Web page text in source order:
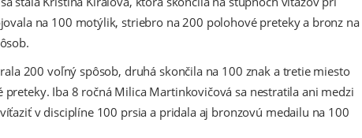
na 100 motýlik, striebro na 200 polohové preteky a bronz na
200 voľný spôsob, druhá skončila na 100 znak a tretie miesto
Iba 8 ročná Milica Martinkovičová sa nestratila ani medzi
v disciplíne 100 prsia a pridala aj bronzovú medailu na 100